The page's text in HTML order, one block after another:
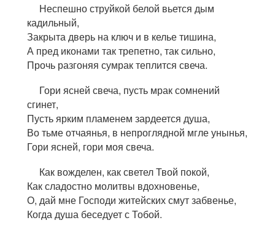
Неспешно струйкой белой вьется дым
кадильный,
Закрыта дверь на ключ и в келье тишина,
А пред иконами так трепетно, так сильно,
Прочь разгоняя сумрак теплится свеча.
Гори ясней свеча, пусть мрак сомнений
сгинет,
Пусть ярким пламенем зардеется душа,
Во тьме отчаянья, в непроглядной мгле унынья,
Гори ясней, гори моя свеча.
Как вожделен, как светел Твой покой,
Как сладостно молитвы вдохновенье,
О, дай мне Господи житейских смут забвенье,
Когда душа беседует с Тобой.